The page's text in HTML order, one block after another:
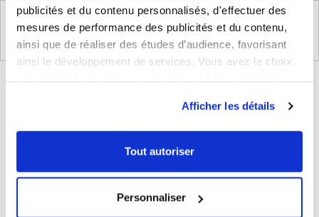
publicités et du contenu personnalisés, d'effectuer des
mesures de performance des publicités et du contenu,
ainsi que de réaliser des études d’audience, favorisant
ainsi le développement de services. Vous avez le choix
tout moment en consultant la Déclaration relative aux
cookies ou en cliquant sur l'icône de confidentialité.
géographique qui peuvent être précises à plusieurs
Afficher les détails
Tout autoriser
Personnaliser
Règlement (UE) 2023/988 relatifs à la Sécurité
Générale des Produits
BLEUCERISE VOUS CONSEILLE